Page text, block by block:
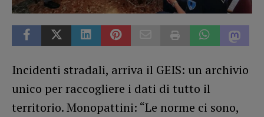
Incidenti stradali, arriva il GEIS: un archivio
unico per raccogliere i dati di tutto il
territorio. Monopattini: “Le norme ci sono,